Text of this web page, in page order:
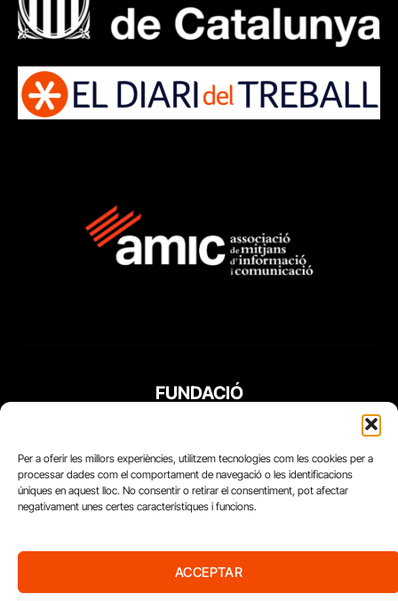
Per a oferir les millors experiències, utilitzem tecnologies com les cookies per a
processar dades com el comportament de navegació o les identificacions
úniques en aquest lloc. No consentir o retirar el consentiment, pot afectar
negativament unes certes característiques i funcions.
ACCEPTAR
FUNDACIÓ